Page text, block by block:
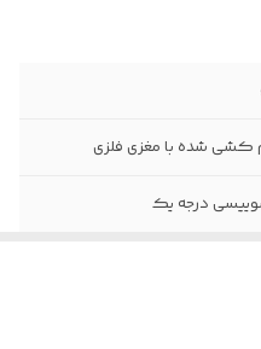
کشی شده با مغزی فلزی
درجه یک